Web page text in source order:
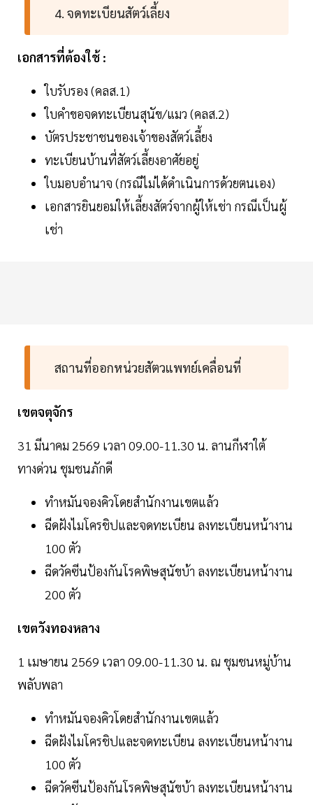
4. จดทะเบียนสัตว์เลี้ยง
เอกสารที่ต้องใช้ :
ใบรับรอง (คลส.1)
ใบคำขอจดทะเบียนสุนัข/แมว (คลส.2)
บัตรประชาชนของเจ้าของสัตว์เลี้ยง
ทะเบียนบ้านที่สัตว์เลี้ยงอาศัยอยู่
ใบมอบอำนาจ (กรณีไม่ได้ดำเนินการด้วยตนเอง)
เอกสารยินยอมให้เลี้ยงสัตว์จากผู้ให้เช่า กรณีเป็นผู้
เช่า
สถานที่ออกหน่วยสัตวแพทย์เคลื่อนที่
เขตจตุจักร
31 มีนาคม 2569 เวลา 09.00-11.30 น. ลานกีฬาใต้
ทางด่วน ชุมชนภักดี
ทำหมันจองคิวโดยสำนักงานเขตแล้ว
ฉีดฝังไมโครชิปและจดทะเบียน ลงทะเบียนหน้างาน
100 ตัว
ฉีดวัคซีนป้องกันโรคพิษสุนัขบ้า ลงทะเบียนหน้างาน
200 ตัว
เขตวังทองหลาง
1 เมษายน 2569 เวลา 09.00-11.30 น. ณ ชุมชนหมู่บ้าน
พลับพลา
ทำหมันจองคิวโดยสำนักงานเขตแล้ว
ฉีดฝังไมโครชิปและจดทะเบียน ลงทะเบียนหน้างาน
100 ตัว
ฉีดวัคซีนป้องกันโรคพิษสุนัขบ้า ลงทะเบียนหน้างาน